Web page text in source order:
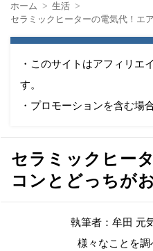
ホーム
生活
セラミックヒーターの電気代！エ
・このサイトはアフィリエ
す。
・プロモーションを含む場
セラミックヒー
コンとどっちが
執筆者：牟田 元
様々なことを調べ